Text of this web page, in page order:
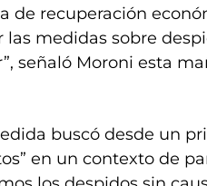
de recuperación
medidas sobre
señaló Moroni esta
buscó desde un
en un contexto de